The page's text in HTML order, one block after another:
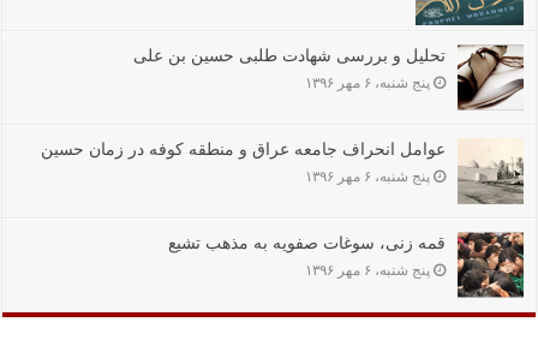
تحلیل و بررسی شهادت­ طلبی حسین بن علی
پنج شنبه، ۶ مهر ۱۳۹۶
عوامل انحراف جامعه عراق و منطقه کوفه در زمان حسین
پنج شنبه، ۶ مهر ۱۳۹۶
قمه زنی، سوغات صفویه به مذهب تشیع
پنج شنبه، ۶ مهر ۱۳۹۶